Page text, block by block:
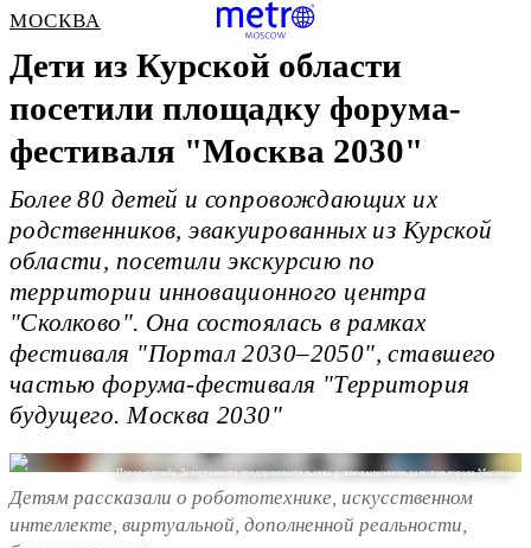
МОСКВА
Дети из Курской области
посетили площадку форума-
фестиваля "Москва 2030"
Более 80 детей и сопровождающих их
родственников, эвакуированных из Курской
области, посетили экскурсию по
территории инновационного центра
"Сколково". Она состоялась в рамках
фестиваля "Портал 2030–2050", ставшего
частью форума-фестиваля "Территория
будущего. Москва 2030"
Пресс-служба Департамента предпринимательства и инновационного развития города Москвы
Детям рассказали о робототехнике, искусственном
интеллекте, виртуальной, дополненной реальности,